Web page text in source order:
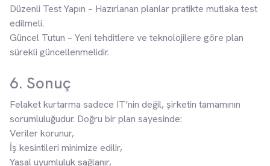
Düzenli Test Yapın – Hazırlanan planlar pratikte mutlaka test
edilmeli.
Güncel Tutun – Yeni tehditlere ve teknolojilere göre plan
sürekli güncellenmelidir.
6. Sonuç
Felaket kurtarma sadece IT’nin değil, şirketin tamamının
sorumluluğudur. Doğru bir plan sayesinde:
Veriler korunur,
İş kesintileri minimize edilir,
Yasal uyumluluk sağlanır,